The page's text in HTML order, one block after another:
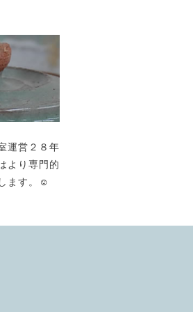
運営２８年
より専門的
します。☺️